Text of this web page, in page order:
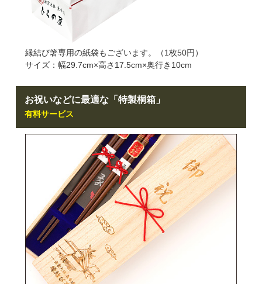
縁結び箸専用の紙袋もございます。（1枚50円）
サイズ：幅29.7cm×高さ17.5cm×奥行き10cm
お祝いなどに最適な「特製桐箱」
有料サービス